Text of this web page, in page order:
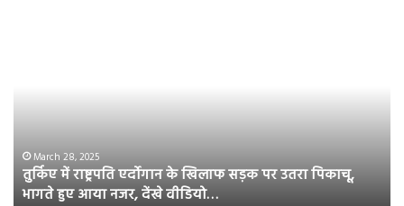
पर
उतरा
पिकाचू,
March 28, 2025
तुर्किए में राष्ट्रपति एर्दोगान के खिलाफ सड़क पर उतरा पिकाचू,
भागते हुए आया नजर, देंखे वीडियो…